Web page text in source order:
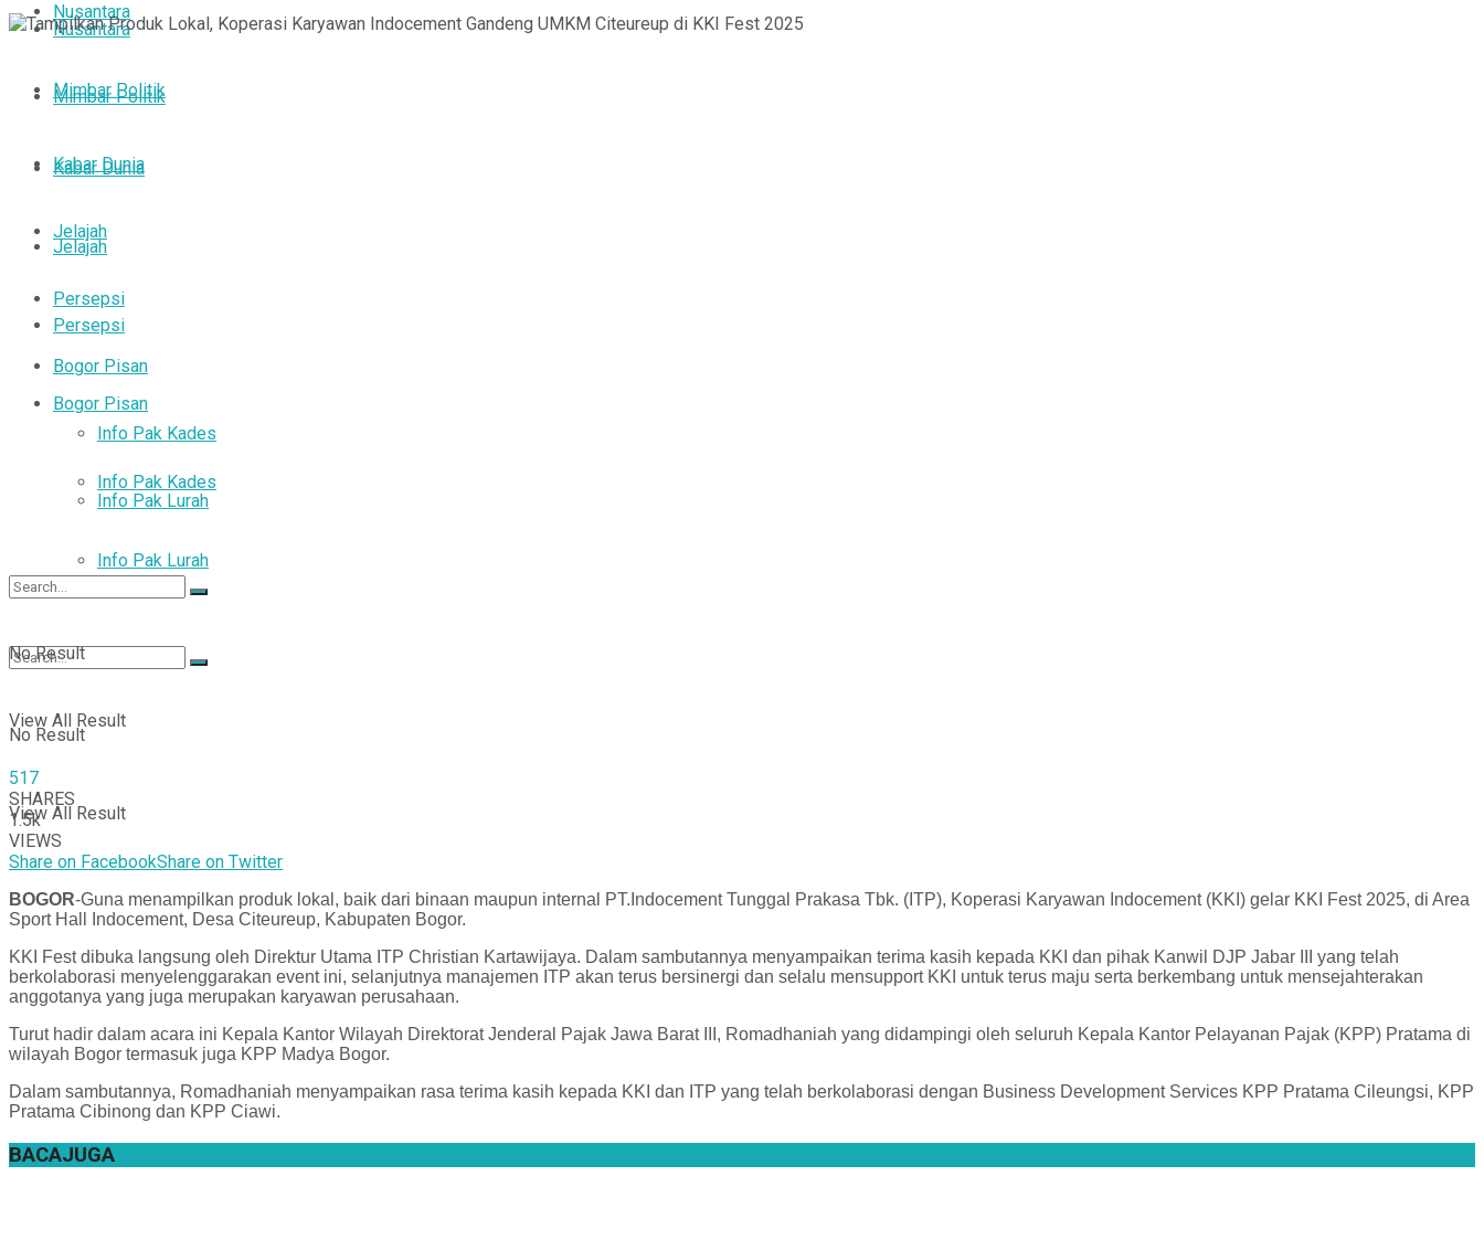
Nusantara
Mimbar Politik
Kabar Dunia
Jelajah
Persepsi
Bogor Pisan
Info Pak Kades
Info Pak Lurah
No Result
View All Result
Nusantara
Mimbar Politik
Kabar Dunia
Jelajah
Persepsi
Bogor Pisan
Info Pak Kades
Info Pak Lurah
No Result
View All Result
517
SHARES
1.5k
VIEWS
Share on FacebookShare on Twitter
BOGOR-Guna menampilkan produk lokal, baik dari binaan maupun internal PT.Indocement Tunggal Prakasa Tbk. (ITP), Koperasi Karyawan Indocement (KKI) gelar KKI Fest 2025, di Area
Sport Hall Indocement, Desa Citeureup, Kabupaten Bogor.
KKI Fest dibuka langsung oleh Direktur Utama ITP Christian Kartawijaya. Dalam sambutannya menyampaikan terima kasih kepada KKI dan pihak Kanwil DJP Jabar III yang telah
berkolaborasi menyelenggarakan event ini, selanjutnya manajemen ITP akan terus bersinergi dan selalu mensupport KKI untuk terus maju serta berkembang untuk mensejahterakan
anggotanya yang juga merupakan karyawan perusahaan.
Turut hadir dalam acara ini Kepala Kantor Wilayah Direktorat Jenderal Pajak Jawa Barat III, Romadhaniah yang didampingi oleh seluruh Kepala Kantor Pelayanan Pajak (KPP) Pratama di
wilayah Bogor termasuk juga KPP Madya Bogor.
Dalam sambutannya, Romadhaniah menyampaikan rasa terima kasih kepada KKI dan ITP yang telah berkolaborasi dengan Business Development Services KPP Pratama Cileungsi, KPP
Pratama Cibinong dan KPP Ciawi.
BACAJUGA